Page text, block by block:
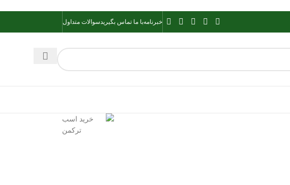
خبرنامهبا ما تماس بگیریدسوالات متداول